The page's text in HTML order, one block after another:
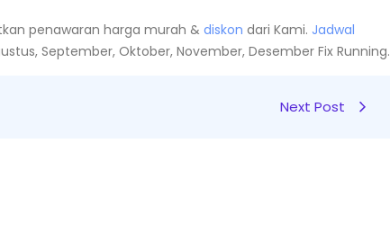
penawaran harga murah & diskon dari Kami. Jadwal
September, Oktober, November, Desember Fix Running.
Next Post